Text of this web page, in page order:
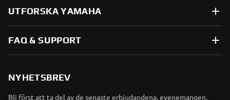
UTFORSKA YAMAHA
FAQ & SUPPORT
NYHETSBREV
Bli först att ta del av de senaste erbjudandena, evenemangen,